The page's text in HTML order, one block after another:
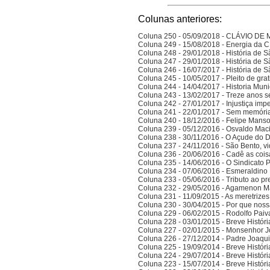
Colunas anteriores:
Coluna 250 - 05/09/2018 - CLÁVIO DE
Coluna 249 - 15/08/2018 - Energia da
Coluna 248 - 29/01/2018 - História de
Coluna 247 - 29/01/2018 - História de
Coluna 246 - 16/07/2017 - História de
Coluna 245 - 10/05/2017 - Pleito de
Coluna 244 - 14/04/2017 - Historia
Coluna 243 - 13/02/2017 - Treze anos
Coluna 242 - 27/01/2017 - Injustiça
Coluna 241 - 22/01/2017 - Sem
Coluna 240 - 18/12/2016 - Felipe
Coluna 239 - 05/12/2016 - Osvaldo
Coluna 238 - 30/11/2016 - O Açude do
Coluna 237 - 24/11/2016 - São Bento,
Coluna 236 - 20/06/2016 - Cadê as
Coluna 235 - 14/06/2016 - O Sindicato
Coluna 234 - 07/06/2016 -
Coluna 233 - 05/06/2016 - Tributo ao
Coluna 232 - 29/05/2016 - Agamenon
Coluna 231 - 11/09/2015 - As
Coluna 230 - 30/04/2015 - Por que
Coluna 229 - 06/02/2015 - Rodolfo
Coluna 228 - 03/01/2015 - Breve
Coluna 227 - 02/01/2015 - Monsenhor
Coluna 226 - 27/12/2014 - Padre
Coluna 225 - 19/09/2014 - Breve
Coluna 224 - 29/07/2014 - Breve
Coluna 223 - 15/07/2014 - Breve